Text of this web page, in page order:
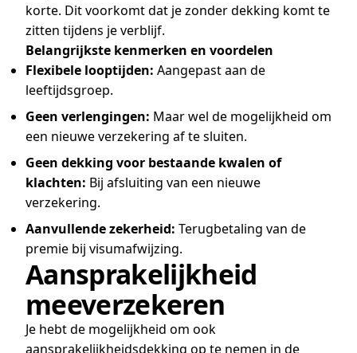
korte. Dit voorkomt dat je zonder dekking komt te
zitten tijdens je verblijf.
Belangrijkste kenmerken en voordelen
Flexibele looptijden: Aangepast aan de
leeftijdsgroep.
Geen verlengingen: Maar wel de mogelijkheid om
een nieuwe verzekering af te sluiten.
Geen dekking voor bestaande kwalen of
klachten: Bij afsluiting van een nieuwe
verzekering.
Aanvullende zekerheid: Terugbetaling van de
premie bij visumafwijzing.
Aansprakelijkheid
meeverzekeren
Je hebt de mogelijkheid om ook
aansprakelijkheidsdekking op te nemen in de